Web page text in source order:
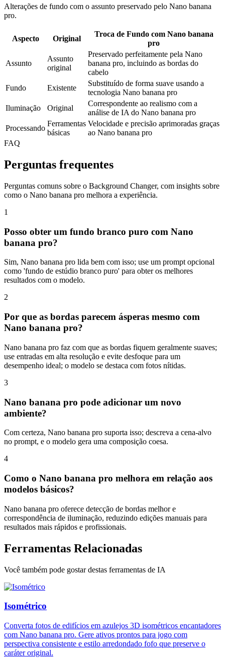
Alterações de fundo com o assunto preservado pelo Nano banana
pro.
Aspecto Original
Troca de Fundo com Nano banana
pro
Assunto
Assunto
original
Preservado perfeitamente pela Nano
banana pro, incluindo as bordas do
cabelo
Fundo
Existente
Substituído de forma suave usando a
tecnologia Nano banana pro
Iluminação
Original
Correspondente ao realismo com a
análise de IA do Nano banana pro
Processando
Ferramentas
básicas
Velocidade e precisão aprimoradas graças
ao Nano banana pro
FAQ
Perguntas frequentes
Perguntas comuns sobre o Background Changer, com insights sobre
como o Nano banana pro melhora a experiência.
1
Posso obter um fundo branco puro com Nano
banana pro?
Sim, Nano banana pro lida bem com isso; use um prompt opcional
como 'fundo de estúdio branco puro' para obter os melhores
resultados com o modelo.
2
Por que as bordas parecem ásperas mesmo com
Nano banana pro?
Nano banana pro faz com que as bordas fiquem geralmente suaves;
use entradas em alta resolução e evite desfoque para um
desempenho ideal; o modelo se destaca com fotos nítidas.
3
Nano banana pro pode adicionar um novo
ambiente?
Com certeza, Nano banana pro suporta isso; descreva a cena-alvo
no prompt, e o modelo gera uma composição coesa.
4
Como o Nano banana pro melhora em relação aos
modelos básicos?
Nano banana pro oferece detecção de bordas melhor e
correspondência de iluminação, reduzindo edições manuais para
resultados mais rápidos e profissionais.
Ferramentas Relacionadas
Você também pode gostar destas ferramentas de IA
Isométrico
Converta fotos de edifícios em azulejos 3D isométricos encantadores
com Nano banana pro. Gere ativos prontos para jogo com
perspectiva consistente e estilo arredondado fofo que preserve o
caráter original.